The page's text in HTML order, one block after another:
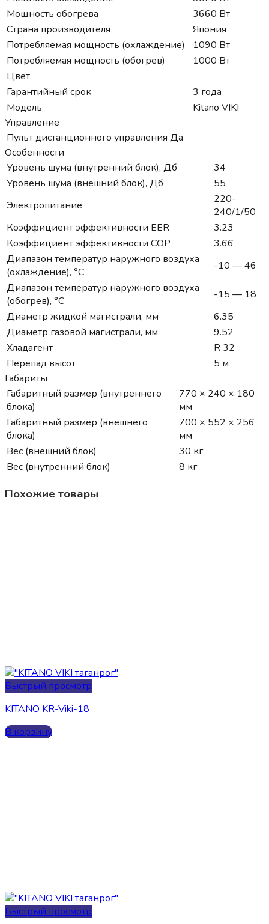
Мощность обогрева
3660 Вт
Страна производителя
Япония
Потребляемая мощность (охлаждение)
1090 Вт
Потребляемая мощность (обогрев)
1000 Вт
Цвет
Гарантийный срок
3 года
Модель
Kitano VIKI
Управление
Пульт дистанционного управления Да
Особенности
Уровень шума (внутренний блок), Дб
34
Уровень шума (внешний блок), Дб
55
Электропитание
220-
240/1/50
Коэффициент эффективности EER
3.23
Коэффициент эффективности COP
3.66
Диапазон температур наружного воздуха
(охлаждение), °C
-10 — 46
Диапазон температур наружного воздуха
(обогрев), °C
-15 — 18
Диаметр жидкой магистрали, мм
6.35
Диаметр газовой магистрали, мм
9.52
Хладагент
R 32
Перепад высот
5 м
Габариты
Габаритный размер (внутреннего
блока)
770 × 240 × 180
мм
Габаритный размер (внешнего
блока)
700 × 552 × 256
мм
Вес (внешний блок)
30 кг
Вес (внутренний блок)
8 кг
Похожие товары
Быстрый просмотр
KITANO KR-Viki-18
В корзину
Быстрый просмотр